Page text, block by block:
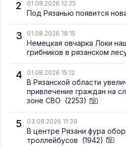
2 01.08.2026 12:25
Под Рязанью появится
3 01.08.2026 18:15
Немецкая овчарка Локи
грибников в рязанском
4 01.08.2026 15:12
В Рязанской области
привлечение граждан на
зоне СВО (2253)
5 03.08.2026 11:39
В центре Рязани фура
троллейбусов (1942)